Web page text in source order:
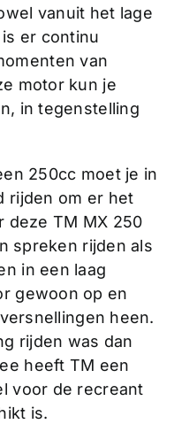
vanuit het lage
er continu
van
motor kun je
in tegenstelling
250cc moet je in
rijden om er het
deze TM MX 250
spreken rijden als
in een laag
gewoon op en
heen.
rijden was dan
heeft TM een
voor de recreant
is.